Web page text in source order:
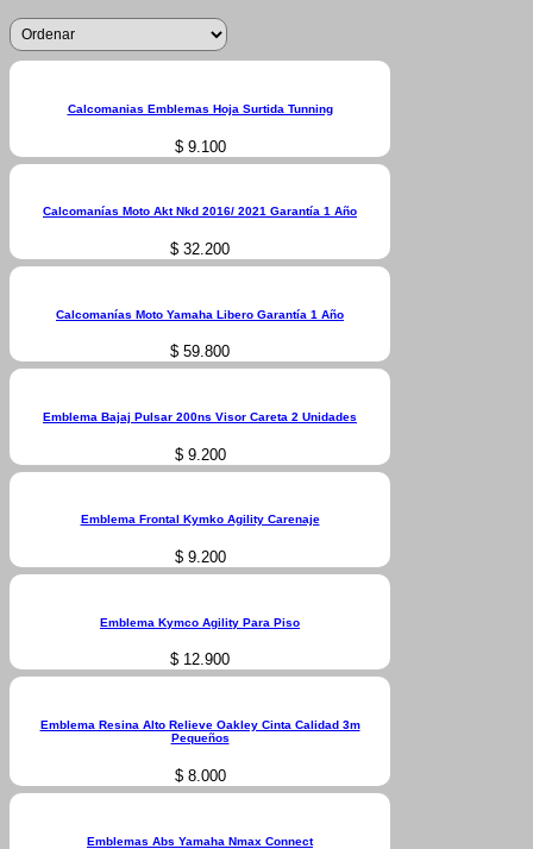
Calcomanias Emblemas Hoja Surtida Tunning
$9.100
Calcomanías Moto Akt Nkd 2016/ 2021 Garantía 1 Año
$ 32.200
Calcomanías Moto Yamaha Libero Garantía 1 Año
$ 59.800
Emblema Bajaj Pulsar 200ns Visor Careta 2 Unidades
$9.200
Emblema Frontal Kymko Agility Carenaje
$9.200
Emblema Kymco Agility Para Piso
$ 12.900
Emblema Resina Alto Relieve Oakley Cinta Calidad 3m
Pequeños
$8.000
Emblemas Abs Yamaha Nmax Connect